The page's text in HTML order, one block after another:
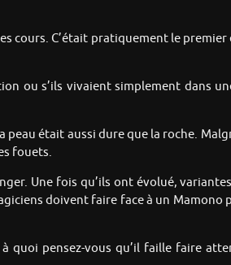
cours. C’était pratiquement le premier
ou s’ils vivaient simplement dans
était aussi dure que la roche.
fouets.
Une fois qu’ils ont évolué,
doivent faire face à un Mamono
quoi pensez-vous qu’il faille faire